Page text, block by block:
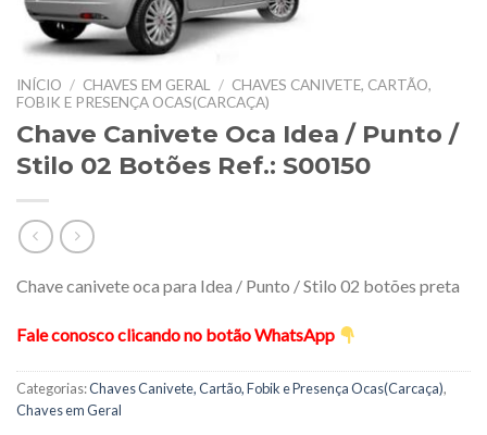
INÍCIO / CHAVES EM GERAL / CHAVES CANIVETE, CARTÃO,
FOBIK E PRESENÇA OCAS(CARCAÇA)
Chave Canivete Oca Idea / Punto /
Stilo 02 Botões Ref.: S00150
Chave canivete oca para Idea / Punto / Stilo 02 botões preta
Fale conosco clicando no botão WhatsApp
Categorias:Chaves Canivete, Cartão, Fobik e Presença Ocas(Carcaça),
Chaves em Geral